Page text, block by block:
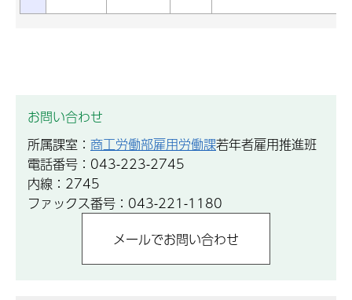
お問い合わせ
所属課室： 商工労働部雇用労働課若年者雇用推進班
電話番号：043-223-2745
内線：2745
ファックス番号：043-221-1180